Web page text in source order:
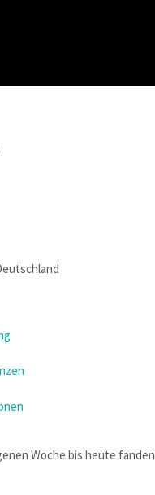
Woche bis heute